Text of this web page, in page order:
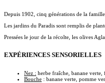
Depuis 1902, cinq générations de la
Les jardins du Paradis sont remplis de
Pressées le jour de la récolte, les olives
EXPÉRIENCES SENSORIELLES
Nez : herbe fraîche, banane verte,
Bouche : banane verte, pomme